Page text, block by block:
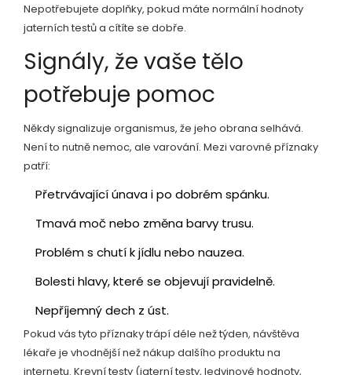
Nepotřebujete doplňky, pokud máte normální hodnoty
jaterních testů a cítíte se dobře.
Signály, že vaše tělo
potřebuje pomoc
Někdy signalizuje organismus, že jeho obrana selhává.
Není to nutně nemoc, ale varování. Mezi varovné příznaky
patří:
Přetrvávající únava i po dobrém spánku.
Tmavá moč nebo změna barvy trusu.
Problém s chutí k jídlu nebo nauzea.
Bolesti hlavy, které se objevují pravidelně.
Nepříjemný dech z úst.
Pokud vás tyto příznaky trápí déle než týden, návštěva
lékaře je vhodnější než nákup dalšího produktu na
internetu. Krevní testy (jaterní testy, ledvinové hodnoty,